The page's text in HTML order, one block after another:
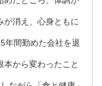
が消え、心身ともに
年間勤めた会社を退
本から変わったこと